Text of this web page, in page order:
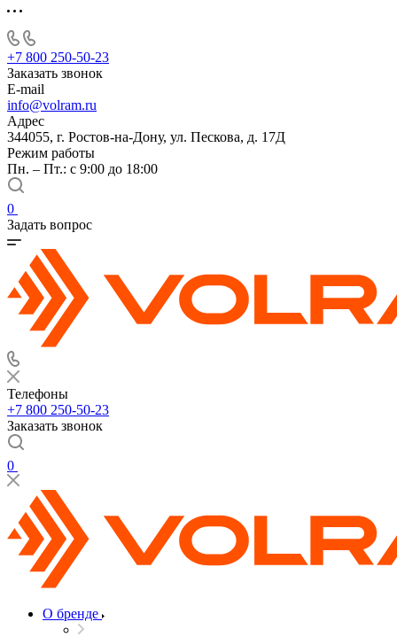
+7 800 250-50-23
Заказать звонок
E-mail
info@volram.ru
Адрес
344055, г. Ростов-на-Дону, ул. Пескова, д. 17Д
Режим работы
Пн. – Пт.: с 9:00 до 18:00
0
Задать вопрос
Телефоны
+7 800 250-50-23
Заказать звонок
0
О бренде